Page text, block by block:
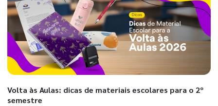
Volta às Aulas: dicas de materiais escolares para o 2º
semestre